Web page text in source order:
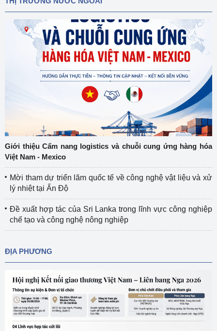
Giới thiệu Cẩm nang logistics và chuỗi cung ứng hàng hóa
Việt Nam - Mexico
Mời tham dự triển lãm quốc tế về công nghệ vật liệu và xử
lý nhiệt tại Ấn Độ
Đề xuất hợp tác của Sri Lanka trong lĩnh vực công nghiệp
chế tạo và công nghệ nông nghiệp
ĐỊA PHƯƠNG